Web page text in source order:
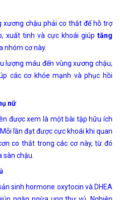
xương chậu phải co thắt để hỗ trợ
xuất tinh và cực khoái giúp tăng
nhóm cơ này.
lượng máu đến vùng xương chậu,
các cơ khỏe mạnh và phục hồi
nữ
được xem là một bài tập hữu ích
lần đạt được cực khoái khi quan
co thắt trong các cơ này, từ đó
sàn chậu.
sinh hormone oxytocin và DHEA